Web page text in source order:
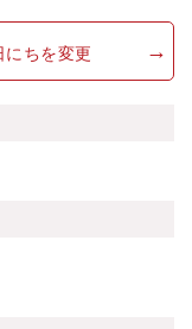
にちを変更